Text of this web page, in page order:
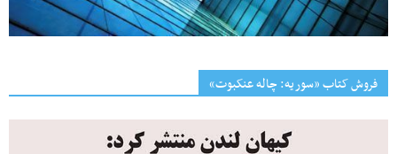
فروش کتاب «سوریه: چاله عنکبوت»